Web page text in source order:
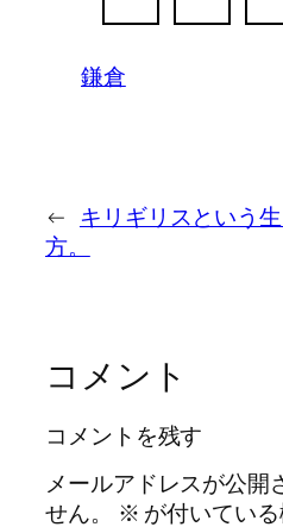
鎌倉
← キリギリスという
方。
コメント
コメントを残す
メールアドレスが公開
せん。
※ が付いてい